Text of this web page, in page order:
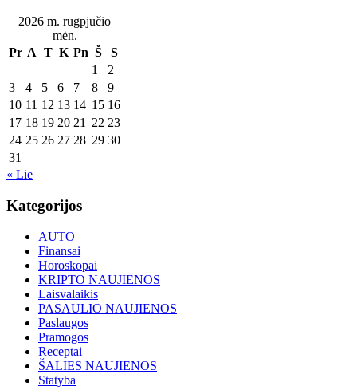
2026 m. rugpjūčio
mėn.
Pr A T K Pn Š
S
1
2
3
4 5 6 7 8
9
10 11 12 13 14 15 16
17 18 19 20 21 22 23
24 25 26 27 28 29 30
31
« Lie
Kategorijos
AUTO
Finansai
Horoskopai
KRIPTO NAUJIENOS
Laisvalaikis
PASAULIO NAUJIENOS
Paslaugos
Pramogos
Receptai
ŠALIES NAUJIENOS
Statyba